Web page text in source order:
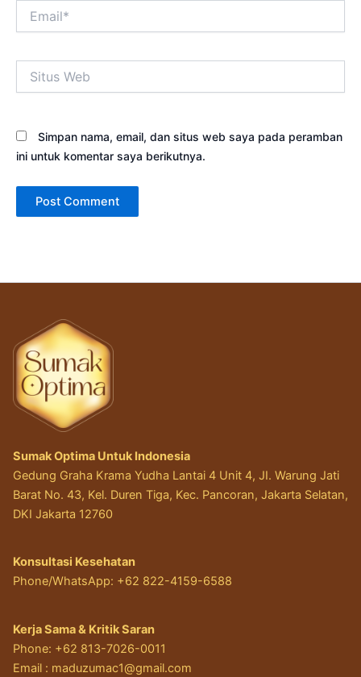
Web
Simpan nama, email, dan situs web saya pada peramban
ini untuk komentar saya berikutnya.
Sumak Optima Untuk Indonesia
Gedung Graha Krama Yudha Lantai 4 Unit 4, JI. Warung Jati
Barat No. 43, Kel. Duren Tiga, Kec. Pancoran, Jakarta Selatan,
DKI Jakarta 12760
Konsultasi Kesehatan
Phone/WhatsApp: +62 822-4159-6588
Kerja Sama & Kritik Saran
Phone: +62 813-7026-0011
Email : maduzumac1@gmail.com